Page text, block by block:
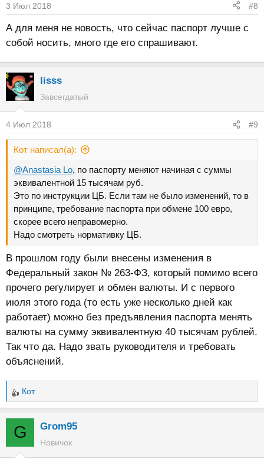
3 Июл 2018 #8
А для меня не новость, что сейчас паспорт лучше с
собой носить, много где его спрашивают.
lisss
Завсегдатый
4 Июл 2018 #9
Кот написал(а):
@Anastasia Lo, по паспорту меняют начиная с суммы
эквивалентной 15 тысячам руб.
Это по инструкции ЦБ. Если там не было изменений, то в
принципе, требование паспорта при обмене 100 евро,
скорее всего неправомерно.
Надо смотреть нормативку ЦБ.
В прошлом году были внесены изменения в
Федеральный закон № 263-ФЗ, который помимо всего
прочего регулирует и обмен валюты. И с первого
июля этого года (то есть уже несколько дней как
работает) можно без предъявления паспорта менять
валюты на сумму эквивалентную 40 тысячам рублей.
Так что да. Надо звать руководителя и требовать
объяснений.
Р
е
ц
Кот
G Grom95
Новичок